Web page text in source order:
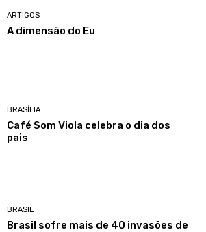
ARTIGOS
A dimensão do Eu
BRASÍLIA
Café Som Viola celebra o dia dos
pais
BRASIL
Brasil sofre mais de 40 invasões de